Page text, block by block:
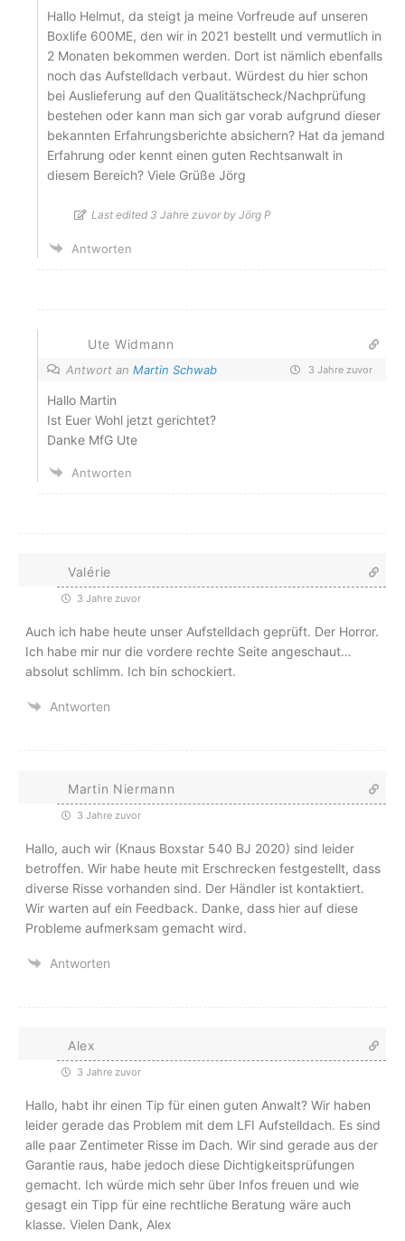
Hallo Helmut, da steigt ja meine Vorfreude auf unseren
Boxlife 600ME, den wir in 2021 bestellt und vermutlich in
2 Monaten bekommen werden. Dort ist nämlich ebenfalls
noch das Aufstelldach verbaut. Würdest du hier schon
bei Auslieferung auf den Qualitätscheck/Nachprüfung
bestehen oder kann man sich gar vorab aufgrund dieser
bekannten Erfahrungsberichte absichern? Hat da jemand
Erfahrung oder kennt einen guten Rechtsanwalt in
diesem Bereich? Viele Grüße Jörg
Last edited 3 Jahre zuvor by Jörg P
Antworten
Ute Widmann
Antwort an Martin Schwab 3 Jahre zuvor
Hallo Martin
Ist Euer Wohl jetzt gerichtet?
Danke MfG Ute
Antworten
Valérie
3 Jahre zuvor
Auch ich habe heute unser Aufstelldach geprüft. Der Horror.
Ich habe mir nur die vordere rechte Seite angeschaut…
absolut schlimm. Ich bin schockiert.
Antworten
Martin Niermann
3 Jahre zuvor
Hallo, auch wir (Knaus Boxstar 540 BJ 2020) sind leider
betroffen. Wir habe heute mit Erschrecken festgestellt, dass
diverse Risse vorhanden sind. Der Händler ist kontaktiert.
Wir warten auf ein Feedback. Danke, dass hier auf diese
Probleme aufmerksam gemacht wird.
Antworten
Alex
3 Jahre zuvor
Hallo, habt ihr einen Tip für einen guten Anwalt? Wir haben
leider gerade das Problem mit dem LFI Aufstelldach. Es sind
alle paar Zentimeter Risse im Dach. Wir sind gerade aus der
Garantie raus, habe jedoch diese Dichtigkeitsprüfungen
gemacht. Ich würde mich sehr über Infos freuen und wie
gesagt ein Tipp für eine rechtliche Beratung wäre auch
klasse. Vielen Dank, Alex